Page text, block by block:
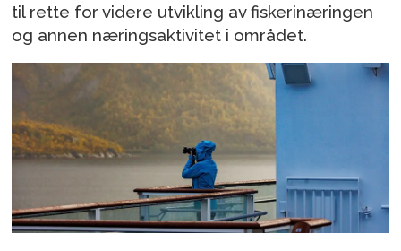
til rette for videre utvikling av fiskerinæringen
og annen næringsaktivitet i området.